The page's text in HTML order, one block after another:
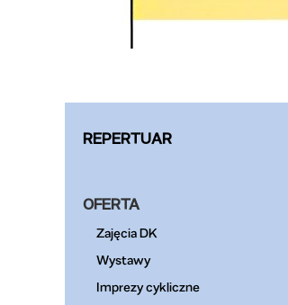
REPERTUAR
OFERTA
Zajęcia DK
Wystawy
Imprezy cykliczne